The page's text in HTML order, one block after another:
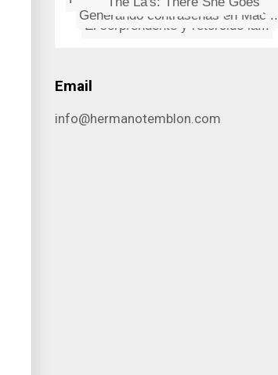
Calles con los trazados más c...
Otro calvo con jersey de cuell...
El sorprendente y retorcido la...
The La's: There She Goes
Email
info@hermanotemblon.com